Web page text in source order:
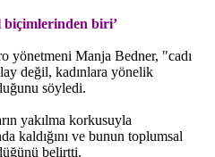
biçimlerinden biri’
yönetmeni Manja Bedner, "cadı
değil, kadınlara yönelik
söyledi.
yakılma korkusuyla
kaldığını ve bunun toplumsal
belirtti.